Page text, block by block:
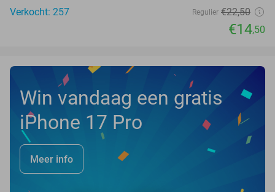
Verkocht: 257
Regulier €22,50
€14,50
Win vandaag een gratis
iPhone 17 Pro
Meer info